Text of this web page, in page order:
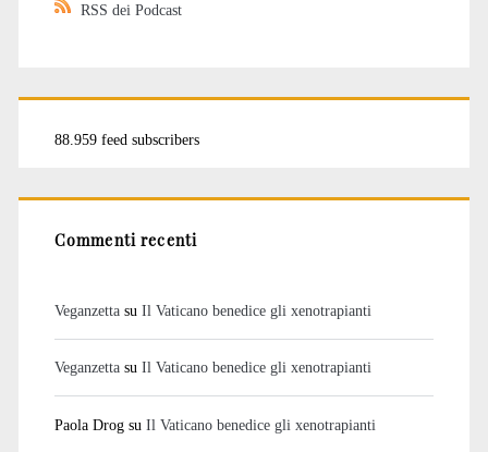
RSS dei Podcast
88.959 feed subscribers
Commenti recenti
Veganzettasu Il Vaticano benedice gli xenotrapianti
Veganzettasu Il Vaticano benedice gli xenotrapianti
Paola Drogsu Il Vaticano benedice gli xenotrapianti